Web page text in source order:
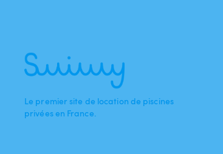
Le premier site de location de piscines
privées en France.